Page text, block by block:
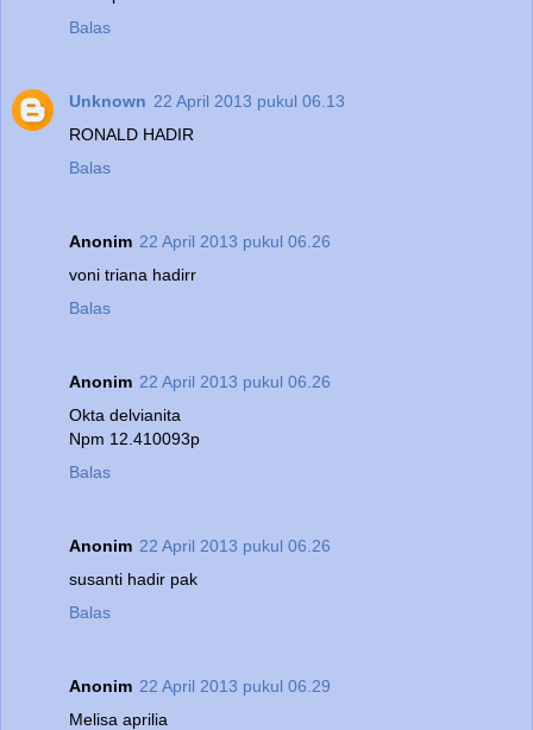
Balas
Unknown 22 April 2013 pukul 06.13
RONALD HADIR
Balas
Anonim 22 April 2013 pukul 06.26
voni triana hadirr
Balas
Anonim 22 April 2013 pukul 06.26
Okta delvianita
Npm 12.410093p
Balas
Anonim 22 April 2013 pukul 06.26
susanti hadir pak
Balas
Anonim 22 April 2013 pukul 06.29
Melisa aprilia